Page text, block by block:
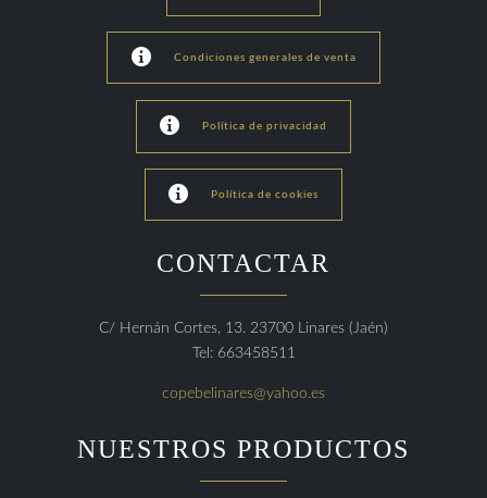
 Condiciones generales de venta
 Política de privacidad
 Política de cookies
CONTACTAR
C/ Hernán Cortes, 13. 23700 Linares (Jaén)
Tel: 663458511
copebelinares@yahoo.es
NUESTROS PRODUCTOS